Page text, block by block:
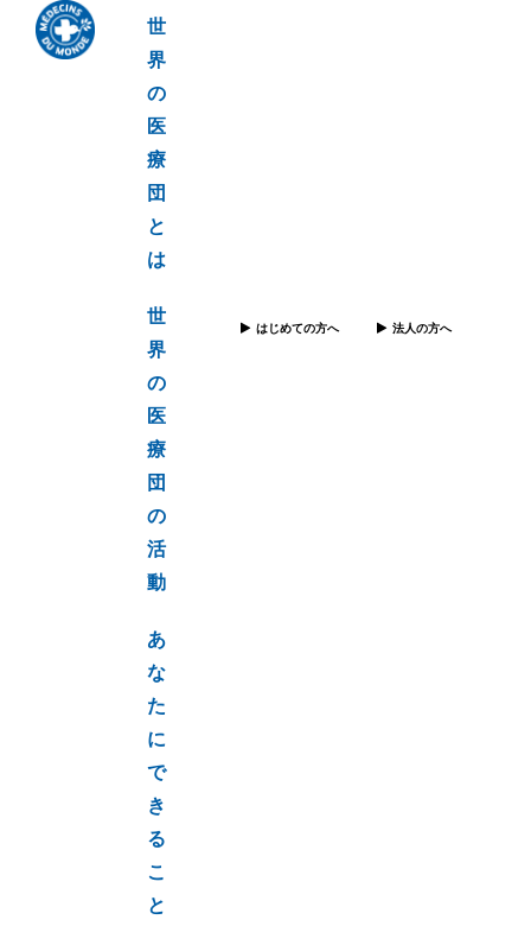
世
界
の
医
療
団
と
は
世
界
の
医
療
団
の
活
動
あ
な
た
に
で
き
る
こ
と
はじめての方へ 法人の方へ